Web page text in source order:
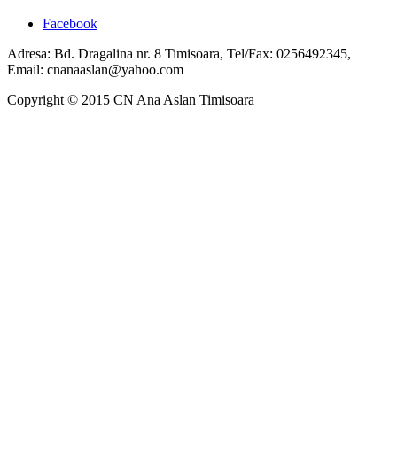
Facebook
Adresa: Bd. Dragalina nr. 8 Timisoara, Tel/Fax: 0256492345,
Email: cnanaaslan@yahoo.com
Copyright © 2015 CN Ana Aslan Timisoara